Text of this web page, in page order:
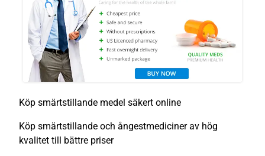
Köp smärtstillande medel säkert online
Köp smärtstillande och ångestmediciner av hög
kvalitet till bättre priser